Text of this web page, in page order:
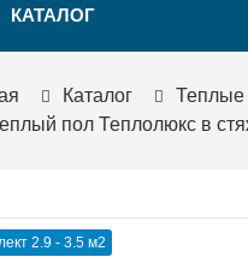
КАТАЛОГ
Каталог
пол Теплолюкс в
2.9 - 3.5 м2